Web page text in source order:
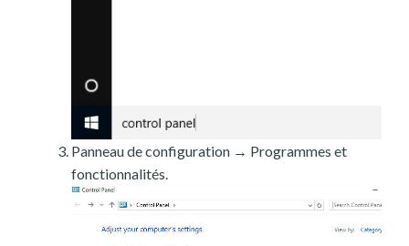
Panneau de configuration → Programmes et
fonctionnalités.